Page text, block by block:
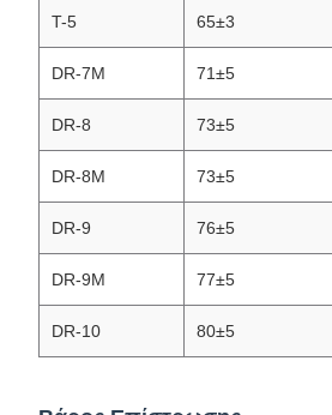
T-5 65±3
DR-7M 71±5
DR-8 73±5
DR-8M 73±5
DR-9 76±5
DR-9M 77±5
DR-10 80±5